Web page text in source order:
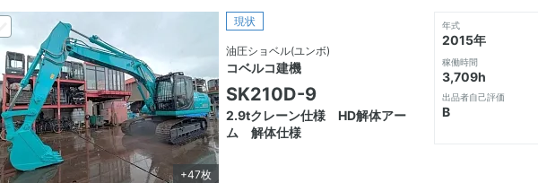
+47枚
現状
油圧ショベル(ユンボ)
コベルコ建機
SK210D-9
2.9tクレーン仕様 HD解体アー
ム 解体仕様
年式
2015年
稼働時間
3,709h
出品者自己評価
B